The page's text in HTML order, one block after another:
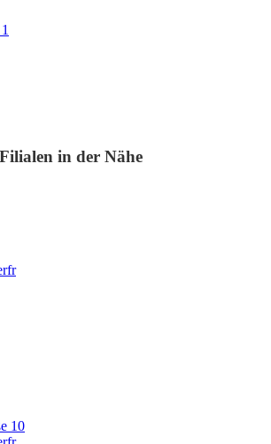
in der Nähe
10